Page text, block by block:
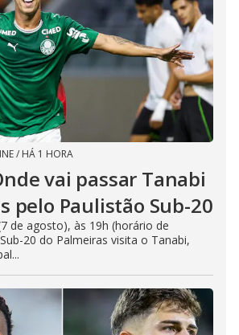
/ HÁ 1 HORA
vai passar Tanabi
pelo Paulistão Sub-20
de agosto), às 19h (horário de
20 do Palmeiras visita o Tanabi,